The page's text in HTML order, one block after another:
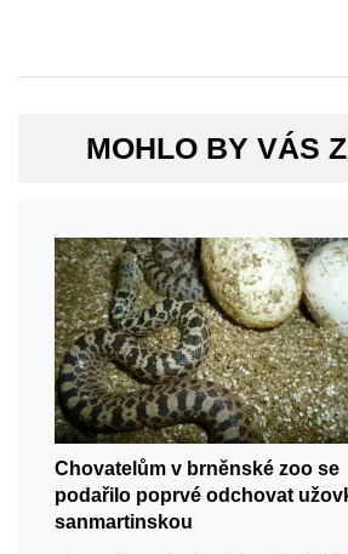
MOHLO BY VÁS
Chovatelům v brněnské zoo se
podařilo poprvé odchovat
sanmartinskou